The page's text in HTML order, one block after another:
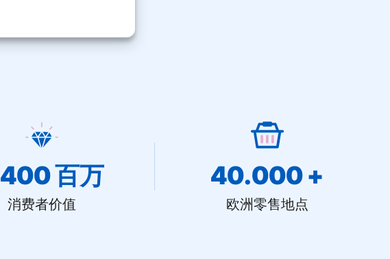
消费者价值
400 百万
欧洲零售地点
40.000 +